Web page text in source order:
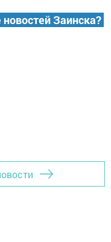
Заинска?